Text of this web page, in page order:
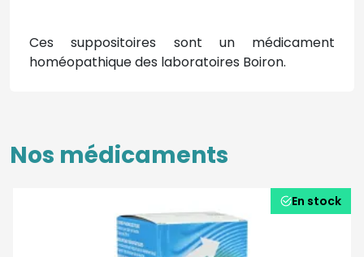
Ces suppositoires sont un médicament
homéopathique des laboratoires Boiron.
Nos médicaments
En stock